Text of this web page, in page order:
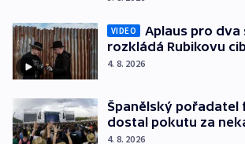
VIDEO
Aplaus pro dva
rozkládá Rubikovu
4. 8. 2026
Španělský pořadatel
dostal pokutu za
4. 8. 2026